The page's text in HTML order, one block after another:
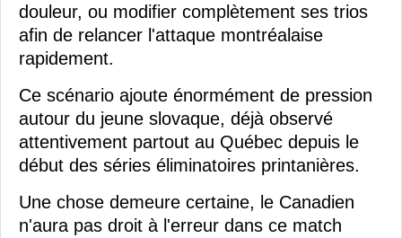
douleur, ou modifier complètement ses trios
afin de relancer l'attaque montréalaise
rapidement.
Ce scénario ajoute énormément de pression
autour du jeune slovaque, déjà observé
attentivement partout au Québec depuis le
début des séries éliminatoires printanières.
Une chose demeure certaine, le Canadien
n'aura pas droit à l'erreur dans ce match